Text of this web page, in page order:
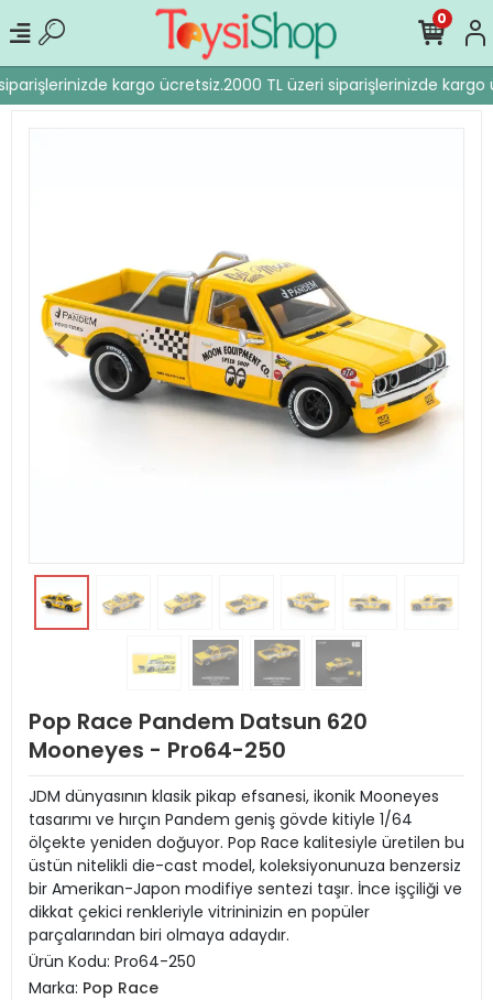
kargo ücretsiz.2000 TL üzeri siparişlerinizde kargo
0
Pop Race Pandem Datsun 620
Mooneyes - Pro64-250
JDM dünyasının klasik pikap efsanesi, ikonik Mooneyes
tasarımı ve hırçın Pandem geniş gövde kitiyle 1/64
ölçekte yeniden doğuyor. Pop Race kalitesiyle üretilen bu
üstün nitelikli die-cast model, koleksiyonunuza benzersiz
bir Amerikan-Japon modifiye sentezi taşır. İnce işçiliği ve
dikkat çekici renkleriyle vitrininizin en popüler
parçalarından biri olmaya adaydır.
Ürün Kodu: Pro64-250
Marka: Pop Race